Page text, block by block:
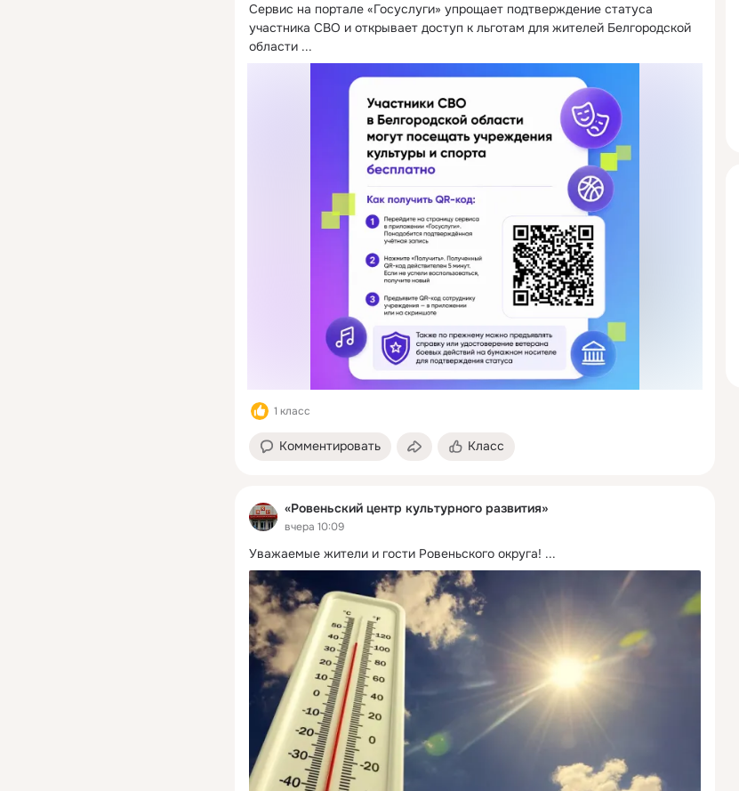
Сервис на портале «Госуслуги» упрощает подтверждение статуса
участника СВО и открывает доступ к льготам для жителей Белгородской
области ...
1 класс
Комментировать Класс
«Ровеньский центр культурного развития»
вчера 10:09
Уважаемые жители и гости Ровеньского округа! ...